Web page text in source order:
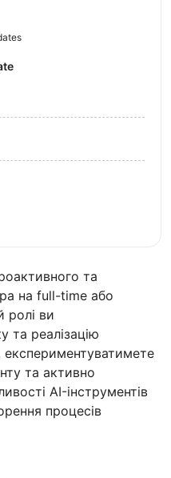
та
на full-time або
ролі ви
та реалізацію
експериментуватимете
та активно
AI-інструментів
процесів